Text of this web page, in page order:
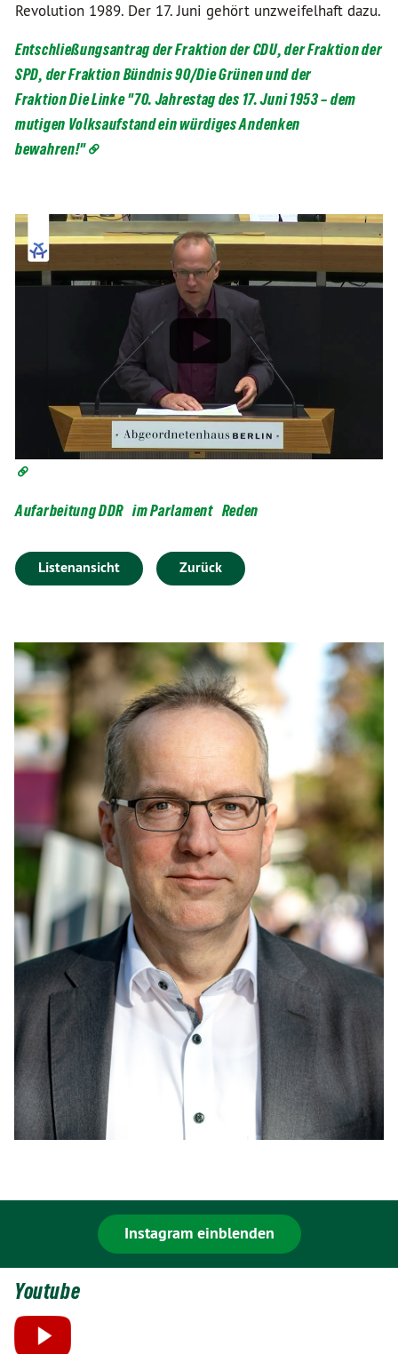
Revolution 1989. Der 17. Juni gehört unzweifelhaft dazu.
Entschließungsantrag der Fraktion der CDU, der Fraktion der
SPD, der Fraktion Bündnis 90/Die Grünen und der
Fraktion Die Linke "70. Jahrestag des 17. Juni 1953 – dem
mutigen Volksaufstand ein würdiges Andenken
bewahren!"
Aufarbeitung DDR im Parlament Reden
Listenansicht Zurück
Instagram einblenden
Youtube